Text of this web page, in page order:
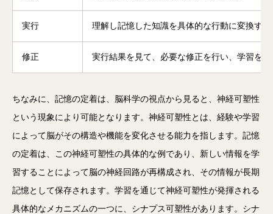
実行 理解し記憶した知識を具体的な行動に変換する
修正 実行結果を見て、必要な修正を行い、学習を
ちなみに、記憶の定着は、脳科学の視点から見ると、神経可塑性
という現象により可能となります。神経可塑性とは、経験や学習
によって脳がその構造や機能を変化させる能力を指します。記憶
の定着は、この神経可塑性の具体的な例であり、新しい情報を学
習することによって脳の神経回路が再構成され、その情報が長期
記憶として保存されます。学習を通じて神経可塑性が発揮される
具体的なメカニズムの一つに、シナプス可塑性があります。シナ